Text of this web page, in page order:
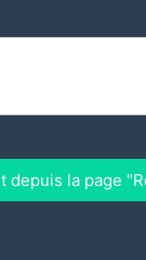
la page